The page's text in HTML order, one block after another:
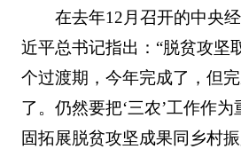
在去年12月召开的中央
近平总书记指出：“脱贫攻坚
个过渡期，今年完成了，但
了。仍然要把‘三农’工作作
固拓展脱贫攻坚成果同乡村